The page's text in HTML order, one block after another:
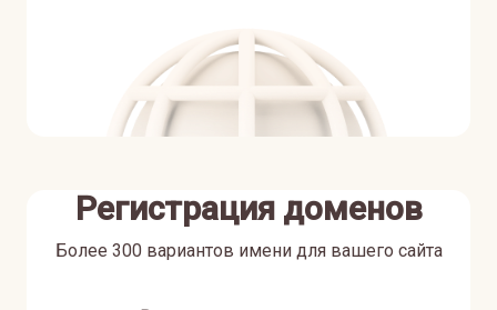
Регистрация доменов
Более 300 вариантов имени для вашего сайта